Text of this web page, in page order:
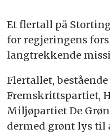
Et flertall på
for regjeringens
langtrekkende
Flertallet,
Fremskrittspartiet,
Miljøpartiet De
dermed grønt lys til